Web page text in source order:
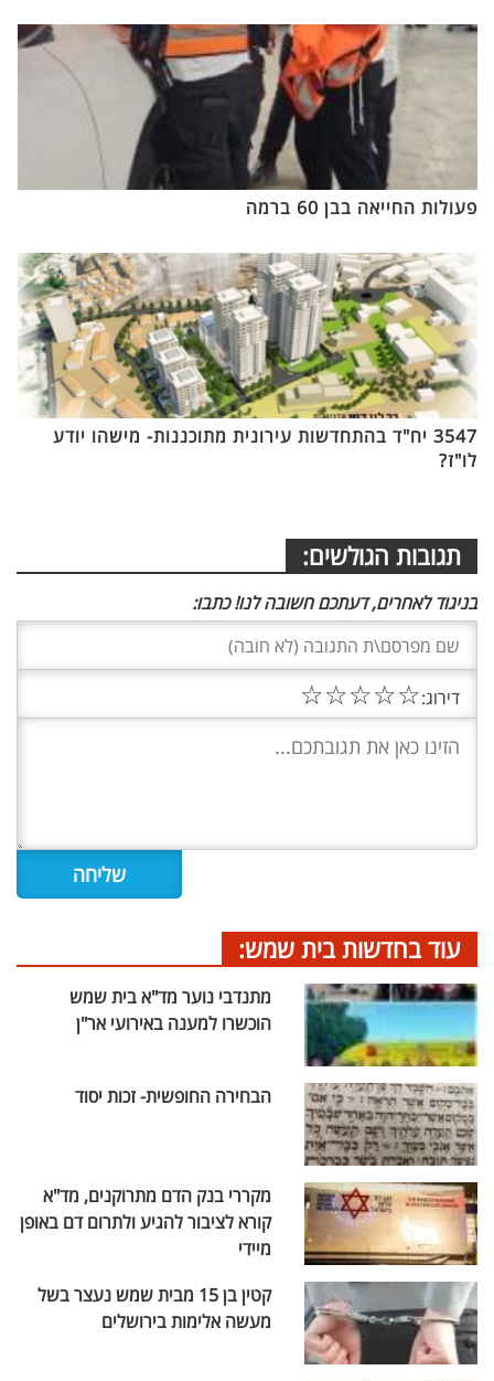
פעולות החייאה בבן 60 ברמה
3547 יח"ד בהתחדשות עירונית מתוכננות- מישהו יודע
לו"ז?
תגובות הגולשים:
בניגוד לאחרים, דעתכם חשובה לנו! כתבו:
דירוג:☆
☆
☆
☆
☆
עוד בחדשות בית שמש:
מתנדבי נוער מד"א בית שמש
הוכשרו למענה באירועי אר"ן
הבחירה החופשית- זכות יסוד
מקררי בנק הדם מתרוקנים, מד"א
קורא לציבור להגיע ולתרום דם באופן
מיידי
קטין בן 15 מבית שמש נעצר בשל
מעשה אלימות בירושלים